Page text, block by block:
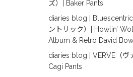
ズ）| Baker Pants
diaries blog |
ントリック）| Howlin’
Album & Retro David
diaries blog | VERVE（ヴ
Cagi Pants